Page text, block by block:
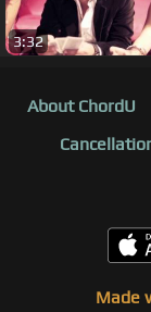
3:32
About ChordU
Made